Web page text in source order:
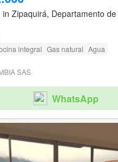
in Zipaquirá, Departamento
integral Gas natural Agua
SAS
WhatsApp